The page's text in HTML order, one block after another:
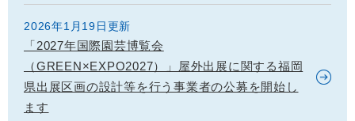
2026年1月19日更新
「2027年国際園芸博覧会
（GREEN×EXPO2027）」屋外出展に関する福岡
県出展区画の設計等を行う事業者の公募を開始し
ます